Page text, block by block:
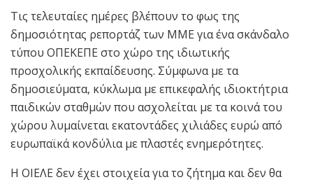
Τις τελευταίες ημέρες βλέπουν το φως της
δημοσιότητας ρεπορτάζ των ΜΜΕ για ένα σκάνδαλο
τύπου ΟΠΕΚΕΠΕ στο χώρο της ιδιωτικής
προσχολικής εκπαίδευσης. Σύμφωνα με τα
δημοσιεύματα, κύκλωμα με επικεφαλής ιδιοκτήτρια
παιδικών σταθμών που ασχολείται με τα κοινά του
χώρου λυμαίνεται εκατοντάδες χιλιάδες ευρώ από
ευρωπαϊκά κονδύλια με πλαστές ενημερότητες.
Η ΟΙΕΛΕ δεν έχει στοιχεία για το ζήτημα και δεν θα